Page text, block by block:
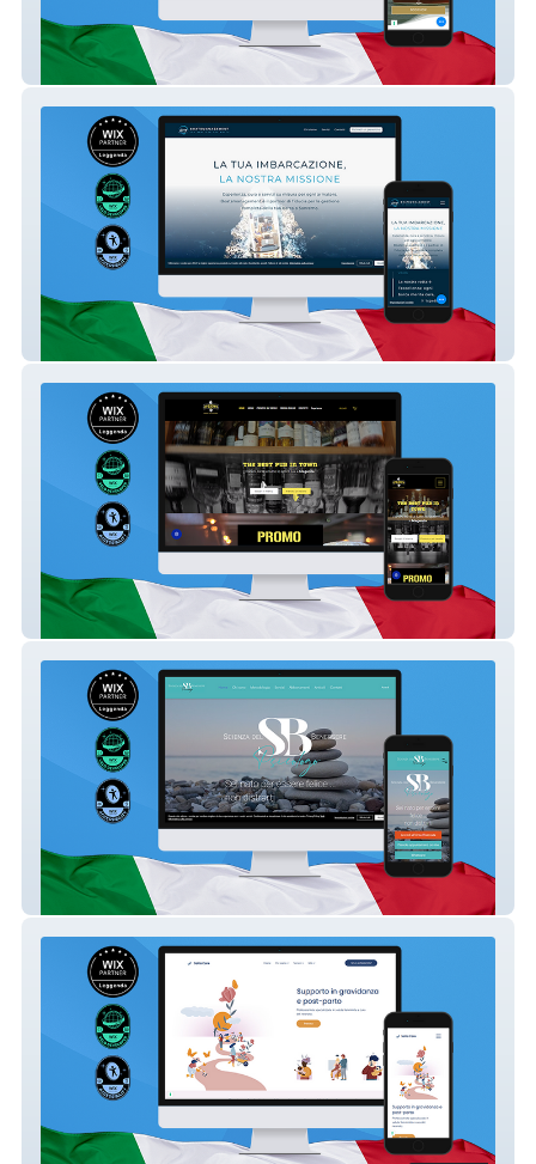
Venice Taxi Boat
Boatsmanagement
Up&Down Pub
Scienza Benessere